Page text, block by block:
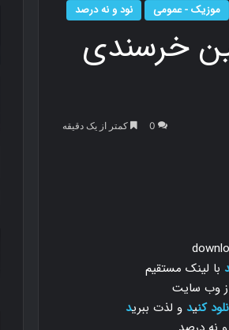
موزیک - عمومی نود و نه درصد
خرسندی
0 کمتر از یک دقیقه
با لینک مستقیم
وب سایت
کنید و لذت ببرید